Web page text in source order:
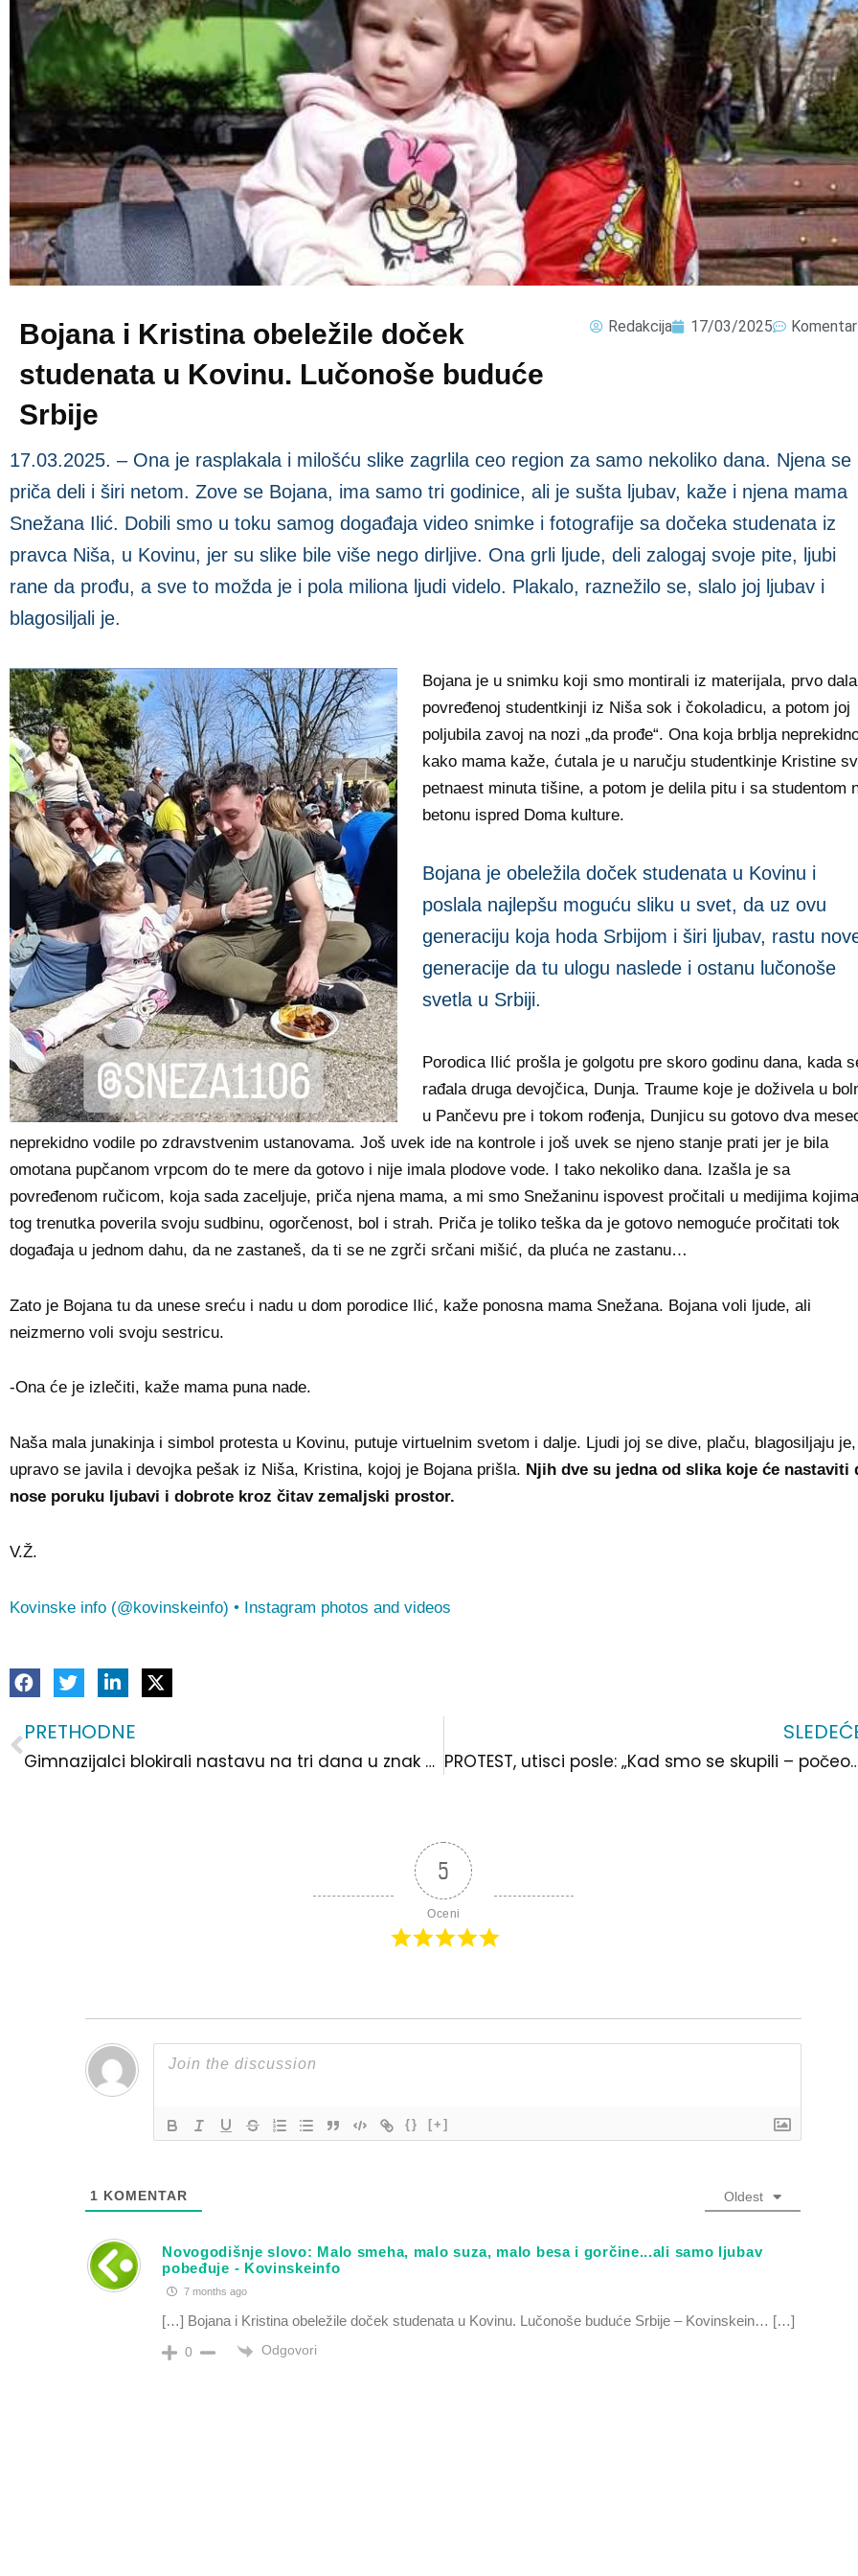
Bojana i Kristina obeležile doček
studenata u Kovinu. Lučonoše buduće
Srbije
Redakcija 17/03/2025 Komentar
17.03.2025. – Ona je rasplakala i milošću slike zagrlila ceo region za samo nekoliko dana. Njena se
priča deli i širi netom. Zove se Bojana, ima samo tri godinice, ali je sušta ljubav, kaže i njena mama
Snežana Ilić. Dobili smo u toku samog događaja video snimke i fotografije sa dočeka studenata iz
pravca Niša, u Kovinu, jer su slike bile više nego dirljive. Ona grli ljude, deli zalogaj svoje pite, ljubi
rane da prođu, a sve to možda je i pola miliona ljudi videlo. Plakalo, raznežilo se, slalo joj ljubav i
blagosiljali je.
Bojana je u snimku koji smo montirali iz materijala, prvo dala
povređenoj studentkinji iz Niša sok i čokoladicu, a potom joj
poljubila zavoj na nozi „da prođe“. Ona koja brblja
kako mama kaže, ćutala je u naručju studentkinje Kristine
petnaest minuta tišine, a potom je delila pitu i sa studentom
betonu ispred Doma kulture.
Bojana je obeležila doček studenata u Kovinu i
poslala najlepšu moguću sliku u svet, da uz ovu
generaciju koja hoda Srbijom i širi ljubav, rastu
generacije da tu ulogu naslede i ostanu lučonoše
svetla u Srbiji.
Porodica Ilić prošla je golgotu pre skoro godinu dana, kada
rađala druga devojčica, Dunja. Traume koje je doživela u
u Pančevu pre i tokom rođenja, Dunjicu su gotovo dva
neprekidno vodile po zdravstvenim ustanovama. Još uvek ide na kontrole i još uvek se njeno stanje prati jer je bila
omotana pupčanom vrpcom do te mere da gotovo i nije imala plodove vode. I tako nekoliko dana. Izašla je sa
povređenom ručicom, koja sada zaceljuje, priča njena mama, a mi smo Snežaninu ispovest pročitali u medijima
tog trenutka poverila svoju sudbinu, ogorčenost, bol i strah. Priča je toliko teška da je gotovo nemoguće pročitati tok
događaja u jednom dahu, da ne zastaneš, da ti se ne zgrči srčani mišić, da pluća ne zastanu…
Zato je Bojana tu da unese sreću i nadu u dom porodice Ilić, kaže ponosna mama Snežana. Bojana voli ljude, ali
neizmerno voli svoju sestricu.
-Ona će je izlečiti, kaže mama puna nade.
Naša mala junakinja i simbol protesta u Kovinu, putuje virtuelnim svetom i dalje. Ljudi joj se dive, plaču, blagosiljaju
upravo se javila i devojka pešak iz Niša, Kristina, kojoj je Bojana prišla. Njih dve su jedna od slika koje će nastaviti
nose poruku ljubavi i dobrote kroz čitav zemaljski prostor.
V.Ž.
Kovinske info (@kovinskeinfo) • Instagram photos and videos
Prev
PRETHODNE
Gimnazijalci blokirali nastavu na tri dana u znak solidarnosti sa studentima PROTEST, utisci posle: „Kad smo se skupili –
5
Oceni
{} [+]
1 KOMENTAR Oldest
Novogodišnje slovo: Malo smeha, malo suza, malo besa i gorčine...ali samo ljubav
pobeđuje - Kovinskeinfo
7 months ago
[…] Bojana i Kristina obeležile doček studenata u Kovinu. Lučonoše buduće Srbije – Kovinskein… […]
0 Odgovori